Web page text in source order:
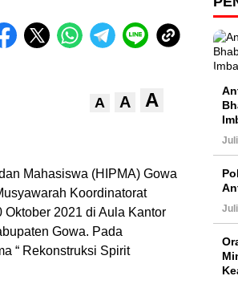
A A A
Mahasiswa (HIPMA) Gowa
Koordinatorat
2021 di Aula Kantor
Gowa. Pada
“ Rekonstruksi Spirit